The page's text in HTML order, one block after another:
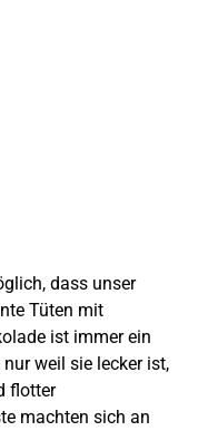
dass unser
Tüten mit
ist immer ein
weil sie lecker ist,
flotter
machten sich an